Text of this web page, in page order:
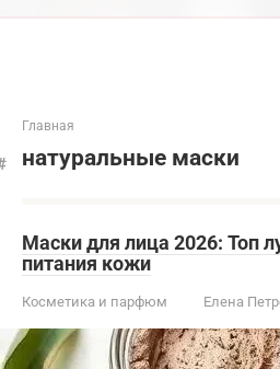
Главная
натуральные маски
Маски для лица 2026: Топ
питания кожи
Косметика и парфюм Елена